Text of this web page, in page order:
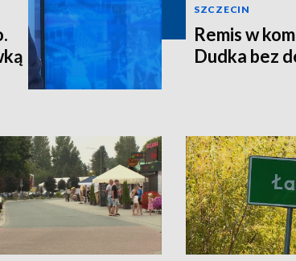
SZCZECIN
Remis w
Dudka bez